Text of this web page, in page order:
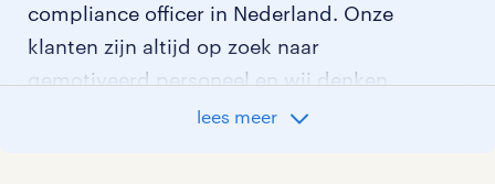
compliance officer in Nederland. Onze
klanten zijn altijd op zoek naar
gemotiveerd personeel en wij denken
graag met je mee welke klant het beste
lees meer